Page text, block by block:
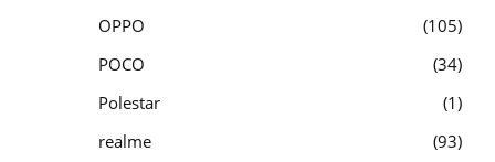
OPPO
105
POCO
34
Polestar
1
realme
93